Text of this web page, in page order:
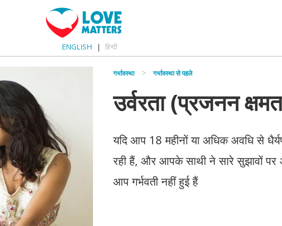
ENGLISH हिन्दी
गर्भावस्था गर्भावस्था से पहले
उर्वरता (प्रजनन
यदि आप 18 महीनों या अधिक अवधि से
रही हैं, और आपके साथी ने सारे सुझावों
आप गर्भवती नहीं हुई हैं